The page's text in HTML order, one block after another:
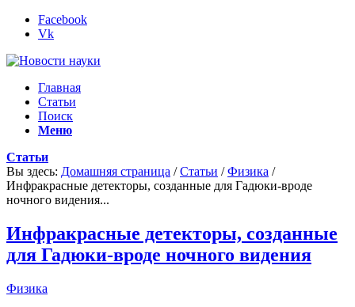
Facebook
Vk
Главная
Статьи
Поиск
Меню
Статьи
Вы здесь: Домашняя страница / Статьи / Физика /
Инфракрасные детекторы, созданные для Гадюки-вроде
ночного видения...
Инфракрасные детекторы, созданные
для Гадюки-вроде ночного видения
Физика